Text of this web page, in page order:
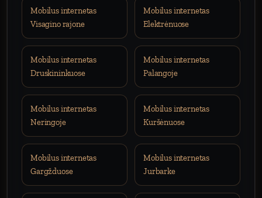
Mobilus internetas
Visagino rajone
Mobilus internetas
Elektrėnuose
Mobilus internetas
Druskininkuose
Mobilus internetas
Palangoje
Mobilus internetas
Neringoje
Mobilus internetas
Kuršėnuose
Mobilus internetas
Gargžduose
Mobilus internetas
Jurbarke